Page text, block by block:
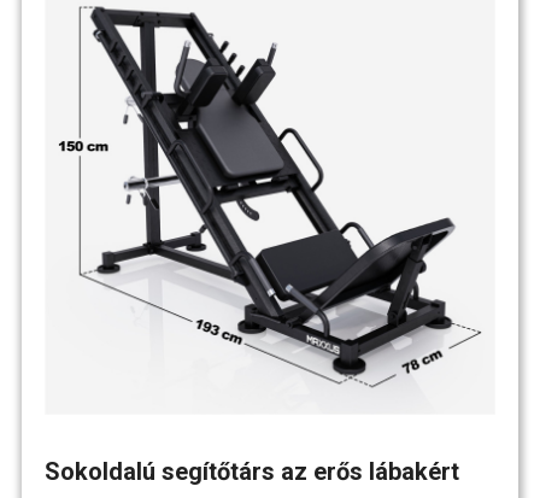
Sokoldalú segítőtárs az erős lábakért